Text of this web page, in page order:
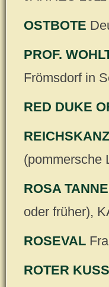
OSTBOTE
PROF.
Frömsdorf in
RED DUKE
(pommersche
ROSA
oder früher),
ROSEVAL
ROTER KUSS